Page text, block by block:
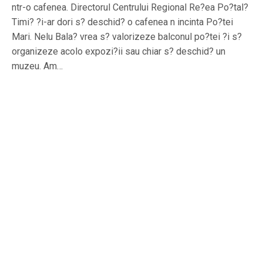
ntr-o cafenea. Directorul Centrului Regional Re?ea Po?tal?
Timi? ?i-ar dori s? deschid? o cafenea n incinta Po?tei
Mari. Nelu Bala? vrea s? valorizeze balconul po?tei ?i s?
organizeze acolo expozi?ii sau chiar s? deschid? un
muzeu. Am…